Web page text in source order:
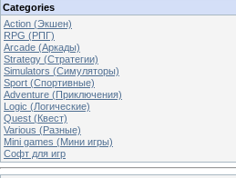
Categories
Action (Экшен)
RPG (РПГ)
Arcade (Аркады)
Strategy (Стратегии)
Simulators (Симуляторы)
Sport (Спортивные)
Adventure (Приключения)
Logic (Логические)
Quest (Квест)
Various (Разные)
Mini games (Мини игры)
Софт для игр